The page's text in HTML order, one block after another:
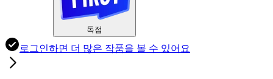
독점
로그인하면 더 많은 작품을 볼 수 있어요